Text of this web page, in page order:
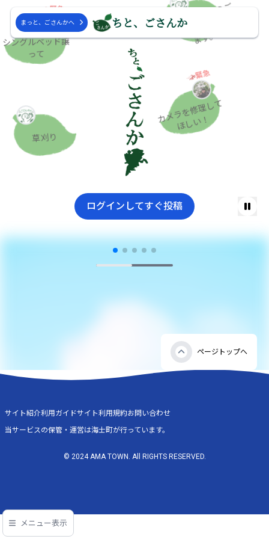
まっと、ごさんかへ ちと、ごさんか
ログインしてすぐ投稿
草刈り
緊急
カ
メ
ラ
を
修
理
し
て
ほ
し
い
！
ち
と
ご
さ
ん
か
の
ご
利
用
お
待
ち
し
て
い
ま
す
。
シングルベッド譲
って
ページトップへ
サイト紹介利用ガイドサイト利用規約お問い合わせ
当サービスの保管・運営は海士町が行っています。
© 2024 AMA TOWN. All RIGHTS RESERVED.
メニュー表示